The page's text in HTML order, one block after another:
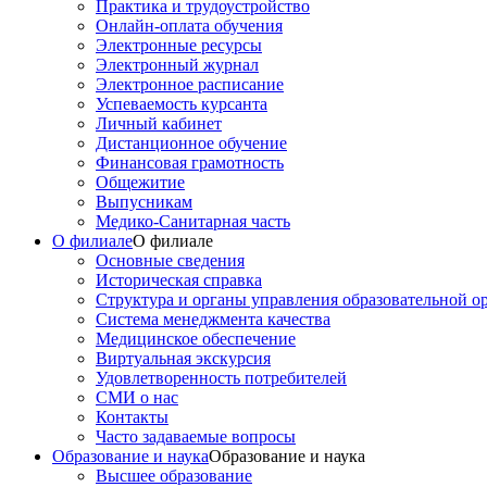
Практика и трудоустройство
Онлайн-оплата обучения
Электронные ресурсы
Электронный журнал
Электронное расписание
Успеваемость курсанта
Личный кабинет
Дистанционное обучение
Финансовая грамотность
Общежитие
Выпусникам
Медико-Санитарная часть
О филиалеО филиале
Основные сведения
Историческая справка
Структура и органы управления образовательной
Система менеджмента качества
Медицинское обеспечение
Виртуальная экскурсия
Удовлетворенность потребителей
СМИ о нас
Контакты
Часто задаваемые вопросы
Образование и наукаОбразование и наука
Высшее образование